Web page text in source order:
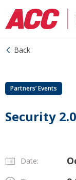
Back
Partners’ Events
Security 2.0
Date: